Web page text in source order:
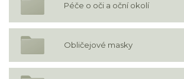
Péče o oči a oční okolí
Obličejové masky